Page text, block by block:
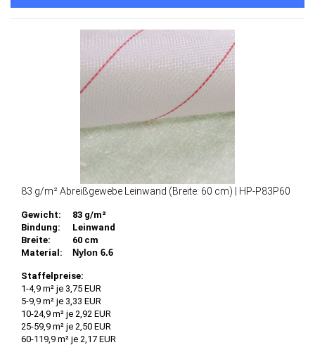
83 g/m² Abreißgewebe Leinwand (Breite: 60 cm) | HP-P83P60
Gewicht:
83 g/m²
Bindung:
Leinwand
Breite:
60 cm
Material:
Nylon 6.6
Staffelpreise:
1-4,9 m² je 3,75 EUR
5-9,9 m² je 3,33 EUR
10-24,9 m² je 2,92 EUR
25-59,9 m² je 2,50 EUR
60-119,9 m² je 2,17 EUR